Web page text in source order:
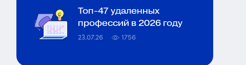
Топ‑47 удаленных
профессий в 2026 году
23.07.26
1756